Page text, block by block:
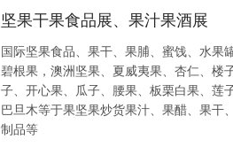
坚果干果食品展、果汁果酒展
国际坚果食品、果干、果脯、蜜饯、水果
碧根果，澳洲坚果、夏威夷果、杏仁、楼
子、开心果、瓜子、腰果、板栗白果、莲
巴旦木等于果坚果炒货果汁、果醋、果干
制品等